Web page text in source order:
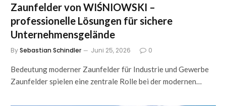
Zaunfelder von WIŚNIOWSKI –
professionelle Lösungen für sichere
Unternehmensgelände
BySebastian Schindler Juni 25, 2026 0
Bedeutung moderner Zaunfelder für Industrie und Gewerbe
Zaunfelder spielen eine zentrale Rolle bei der modernen…